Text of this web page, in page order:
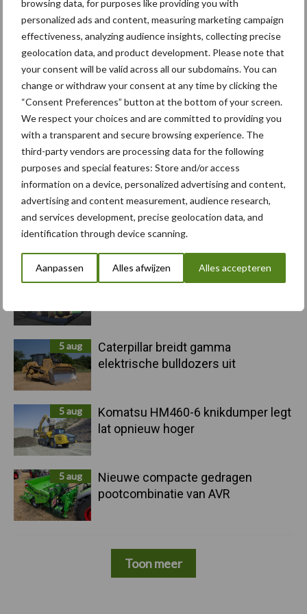
browsing data, for purposes like providing you with
personalized ads and content, measuring marketing campaign
effectiveness, analyzing audience insights, collecting precise
geolocation data, and product development. Please note that
your consent will be valid across all our subdomains. You can
change or withdraw your consent at any time by clicking the
“Consent Preferences” button at the bottom of your screen.
We respect your choices and are committed to providing you
with a transparent and secure browsing experience. The
third-party vendors are processing data for the following
purposes and special features: Store and/or access
information on a device, personalized advertising and content,
advertising and content measurement, audience research,
and services development, precise geolocation data, and
identification through device scanning.
Aanpassen Alles afwijzen Alles accepteren
Primaire
Sidebar
Recent nieuws Partner nieuws
6 aug
"Hoge verwachtingen van schijven
voor kouters"
5 aug
Albourgh Tyres breidt uit naar
5 aug
Caterpillar breidt gamma
elektrische bulldozers uit
5 aug
Komatsu HM460-6 knikdumper legt
lat opnieuw hoger
5 aug
Nieuwe compacte gedragen
pootcombinatie van AVR
Toon meer
Case-IH CLAAS
Toon meer